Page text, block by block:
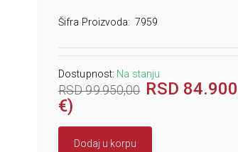
Šifra Proizvoda: 7959
Dostupnost: Na stanju
RSD 99.950,00 RSD
€)
Dodaj u korpu